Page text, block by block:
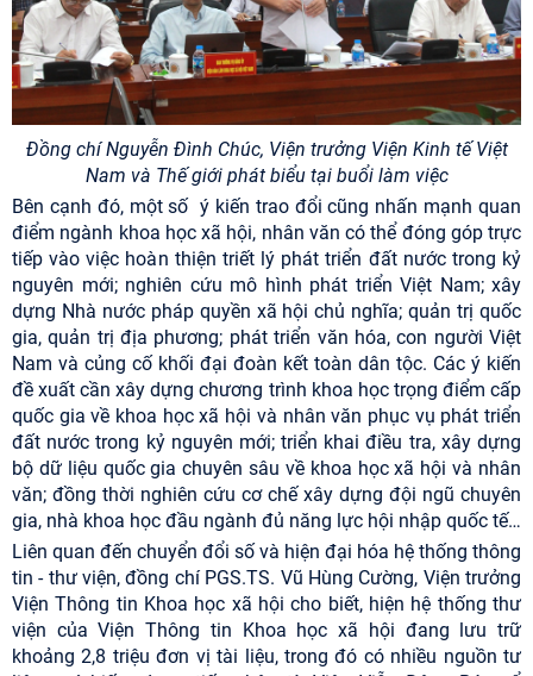
Đồng chíNguyễn Đình Chúc, Viện trưởng Viện Kinh tế Việt
Nam và Thế giớiphát biểu tại buổi làm việc
Bên cạnh đó, một số ý kiến trao đổi cũng nhấn mạnh quan
điểm ngành khoa học xã hội, nhân văn có thể đóng góp trực
tiếp vào việc hoàn thiện triết lý phát triển đất nước trong kỷ
nguyên mới; nghiên cứu mô hình phát triển Việt Nam; xây
dựng Nhà nước pháp quyền xã hội chủ nghĩa; quản trị quốc
gia, quản trị địa phương; phát triển văn hóa, con người Việt
Nam và củng cố khối đại đoàn kết toàn dân tộc. Các ý kiến
đề xuất cần xây dựng chương trình khoa học trọng điểm cấp
quốc gia về khoa học xã hội và nhân văn phục vụ phát triển
đất nước trong kỷ nguyên mới; triển khai điều tra, xây dựng
bộ dữ liệu quốc gia chuyên sâu về khoa học xã hội và nhân
văn; đồng thời nghiên cứu cơ chế xây dựng đội ngũ chuyên
gia, nhà khoa học đầu ngành đủ năng lực hội nhập quốc tế…
Liên quan đến chuyển đổi số và hiện đại hóa hệ thống thông
tin - thư viện, đồng chí PGS.TS. Vũ Hùng Cường, Viện trưởng
Viện Thông tin Khoa học xã hộicho biết, hiện hệ thống thư
viện của Viện Thông tin Khoa học xã hội đang lưu trữ
khoảng 2,8 triệu đơn vị tài liệu, trong đó có nhiều nguồn tư